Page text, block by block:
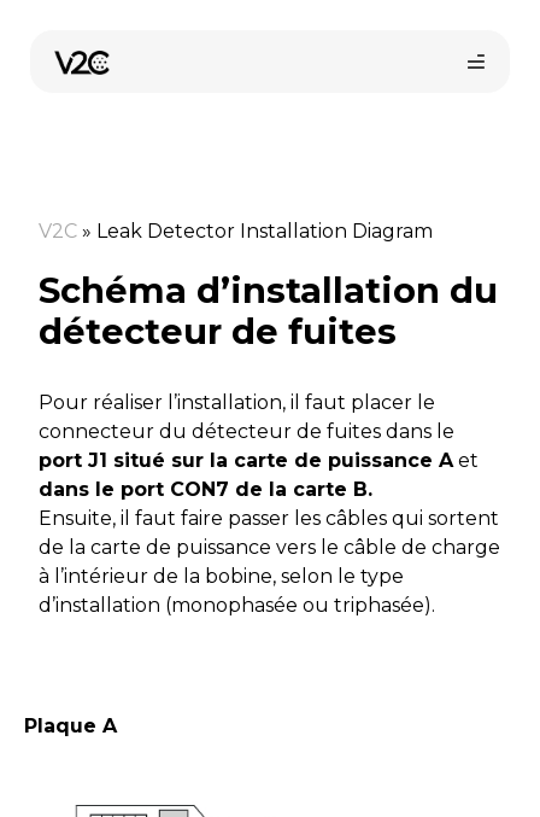
contenu
Trouvez votre installateur
V2C » Leak Detector Installation Diagram
Schéma d’installation du
détecteur de fuites
Pour réaliser l’installation, il faut placer le
connecteur du détecteur de fuites dans le
port J1 situé sur la carte de puissance Aet
dans le port CON7 de la carte B.
Ensuite, il faut faire passer les câbles qui sortent
de la carte de puissance vers le câble de charge
à l’intérieur de la bobine, selon le type
d’installation (monophasée ou triphasée).
Plaque A